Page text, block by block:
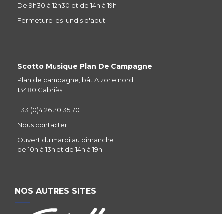
De 9h30 à 12h30 et de 14h à 19h
Fermeture les lundis d'aout
Scotto Musique Plan De Campagne
Plan de campagne, bât A zone nord
13480 Cabriès
+33 (0)4 26 30 35 70
Nous contacter
Ouvert du mardi au dimanche
de 10h à 13h et de 14h à 19h
NOS AUTRES SITES